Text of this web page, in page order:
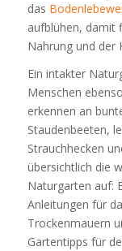
das
aufblühen, damit
Nahrung und der
Ein intakter
Menschen
erkennen an
Staudenbeeten,
Strauchhecken
übersichtlich die
Naturgarten auf:
Anleitungen für
Trockenmauern
Gartentipps für